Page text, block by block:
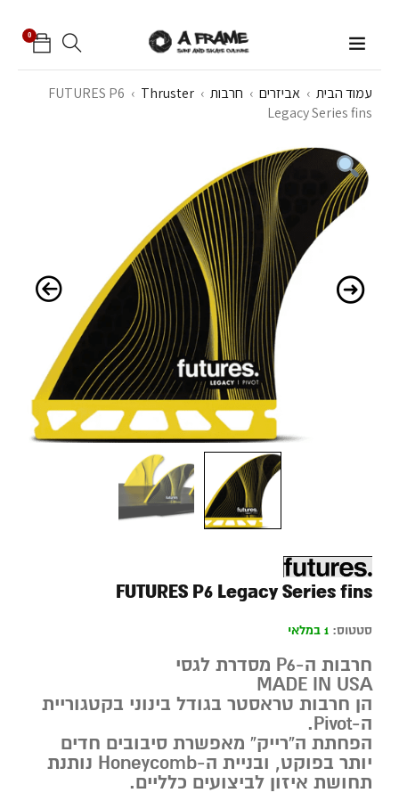
0
עמוד הבית › אביזרים › חרבות ›
Thruster
›
FUTURES P6
Legacy Series fins
FUTURES P6 Legacy Series fins
סטטוס: 1 במלאי
חרבות ה-P6 מסדרת לגסי
MADE IN USA
הן חרבות טראסטר בגודל בינוני בקטגוריית
ה-Pivot.
הפחתת ה”רייק” מאפשרת סיבובים חדים
יותר בפוקט, ובניית ה-Honeycomb נותנת
תחושת איזון לביצועים כלליים.